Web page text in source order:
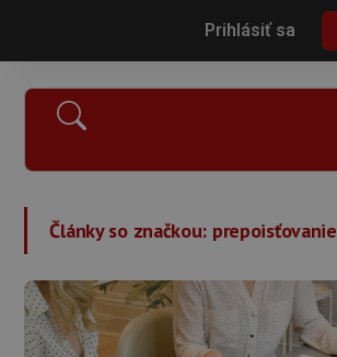
Prihlásiť sa
Články so značkou: prepoisťovanie